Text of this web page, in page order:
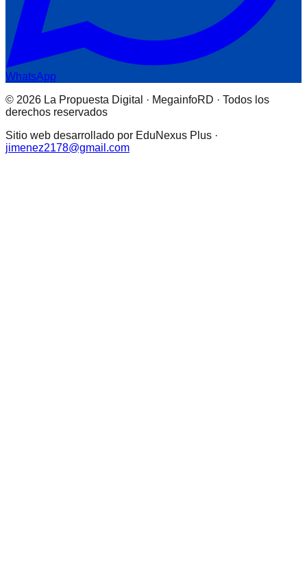
WhatsApp
© 2026 La Propuesta Digital · MegainfoRD · Todos los
derechos reservados
Sitio web desarrollado por EduNexus Plus ·
jimenez2178@gmail.com